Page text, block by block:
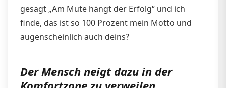
gesagt „Am Mute hängt der Erfolg“ und ich
finde, das ist so 100 Prozent mein Motto und
augenscheinlich auch deins?
Der Mensch neigt dazu in der